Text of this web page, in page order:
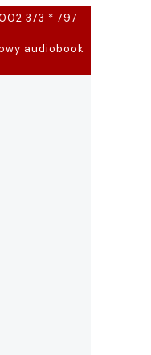
373 * 797
audiobook